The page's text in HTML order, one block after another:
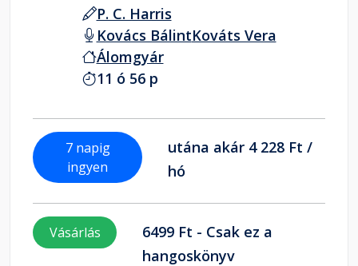
P. C. Harris
Kovács BálintKováts Vera
Álomgyár
11 ó 56 p
7 napig
ingyen
utána akár 4 228 Ft /
hó
Vásárlás
6499 Ft - Csak ez a
hangoskönyv